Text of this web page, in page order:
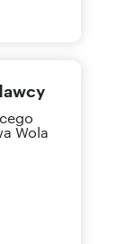
Wola